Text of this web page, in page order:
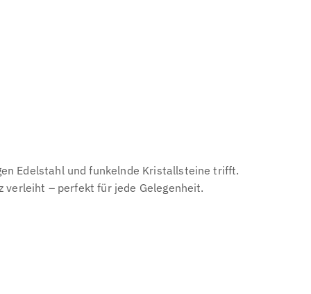
Edelstahl und funkelnde Kristallsteine trifft.
verleiht – perfekt für jede Gelegenheit.